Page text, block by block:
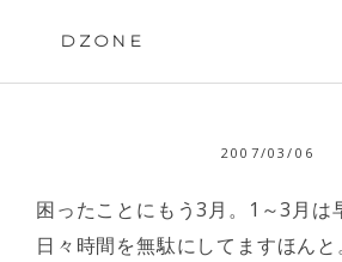
DZONE
2007/03/06
困ったことにもう3月。1～3月は
日々時間を無駄にしてますほん